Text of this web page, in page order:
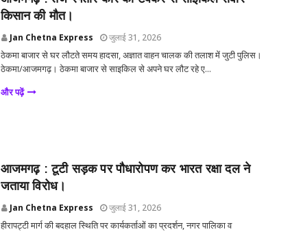
किसान की मौत।
Jan Chetna Express जुलाई 31, 2026
ठेकमा बाजार से घर लौटते समय हादसा, अज्ञात वाहन चालक की तलाश में जुटी पुलिस।
ठेकमा/आजमगढ़। ठेकमा बाजार से साइकिल से अपने घर लौट रहे ए...
और पढ़ें
आजमगढ़ : टूटी सड़क पर पौधारोपण कर भारत रक्षा दल ने
जताया विरोध।
Jan Chetna Express जुलाई 31, 2026
हीरापट्टी मार्ग की बदहाल स्थिति पर कार्यकर्ताओं का प्रदर्शन, नगर पालिका व